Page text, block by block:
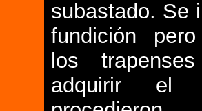
subastado. Se
fundición
los
adquirir el